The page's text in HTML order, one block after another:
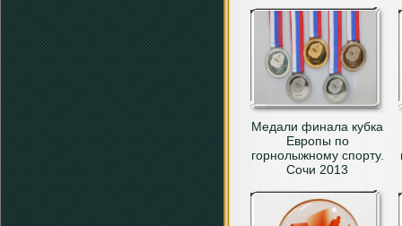
Медали финала кубка
Европы по
горнолыжному спорту.
Сочи 2013